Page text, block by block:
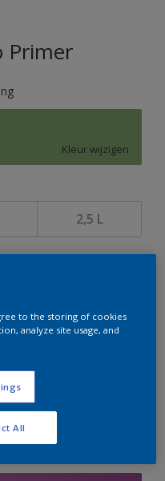
Primer
Kleur wijzigen
2,5 L
dit product online
de gaten, we werken
te vullen.
to the storing of cookies
analyze site usage, and
All